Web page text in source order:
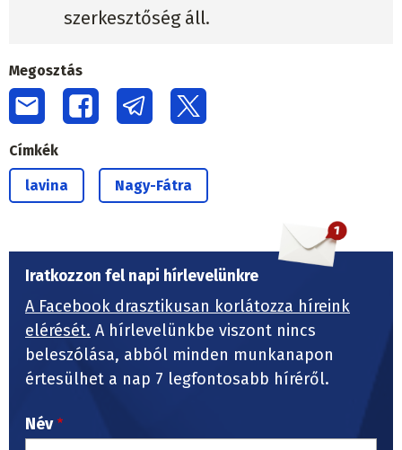
szerkesztőség áll.
Megosztás
Címkék
lavina Nagy-Fátra
Iratkozzon fel napi hírlevelünkre
A Facebook drasztikusan korlátozza híreink
elérését. A hírlevelünkbe viszont nincs
beleszólása, abból minden munkanapon
értesülhet a nap 7 legfontosabb híréről.
Név